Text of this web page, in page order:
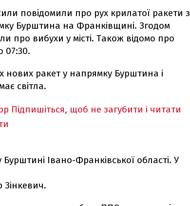
повідомили про рух крилатої ракети з
Бурштина на Франківщині. Згодом
про вибухи у місті. Також відомо про
07:30.
нових ракет у напрямку Бурштина і
світла.
Підпишіться, щоб не загубити і читати
Івано-Франківської області. У
Зінкевич.